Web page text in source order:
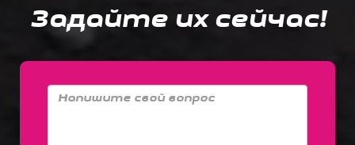
Задайте их сейчас!